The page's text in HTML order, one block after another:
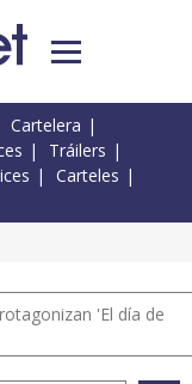
Cartelera
Tráilers
Carteles
'El día de